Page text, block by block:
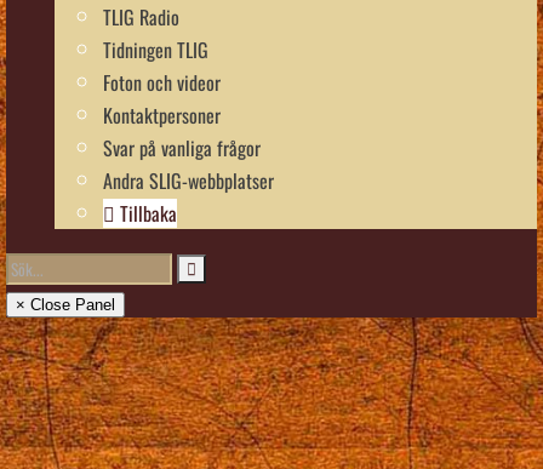
TLIG Radio
Tidningen TLIG
Foton och videor
Kontaktpersoner
Svar på vanliga frågor
Andra SLIG-webbplatser
Tillbaka
× Close Panel